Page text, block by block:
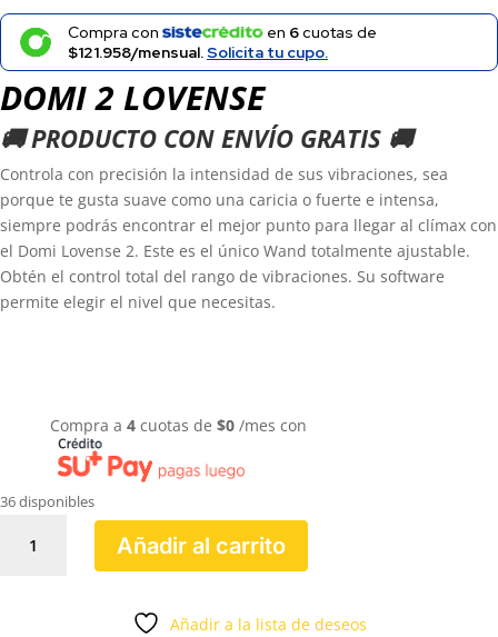
Compra con en 6cuotas de
$121.958/mensual.Solicita tu cupo.
DOMI 2 LOVENSE
🚚 PRODUCTO CON ENVÍO GRATIS 🚚
Controla con precisión la intensidad de sus vibraciones, sea
porque te gusta suave como una caricia o fuerte e intensa,
siempre podrás encontrar el mejor punto para llegar al clímax con
el Domi Lovense 2. Este es el único Wand totalmente ajustable.
Obtén el control total del rango de vibraciones. Su software
permite elegir el nivel que necesitas.
Compra a 4cuotas de $0 /mes con
36 disponibles
Añadir al carrito
Añadir a la lista de deseos